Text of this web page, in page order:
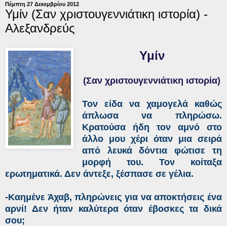
Πέμπτη 27 Δεκεμβρίου 2012
Υμίν (Σαν χριστουγεννιάτικη ιστορία) -
Αλεξανδρεύς
Υμίν
(Σαν χριστουγεννιάτικη ιστορία)
Τον είδα να χαμογελά καθώς
άπλωσα να πληρώσω.
Κρατούσα ήδη τον αμνό στο
άλλο μου χέρι όταν μια σειρά
από λευκά δόντια φώτισε τη
μορφή του. Τον κοίταξα
ερωτηματικά. Δεν άντεξε, ξέσπασε σε γέλια.
-Καημένε Άχαβ, πληρώνεις για να αποκτήσεις ένα
αρνί! Δεν ήταν καλύτερα όταν έβοσκες τα δικά
σου;